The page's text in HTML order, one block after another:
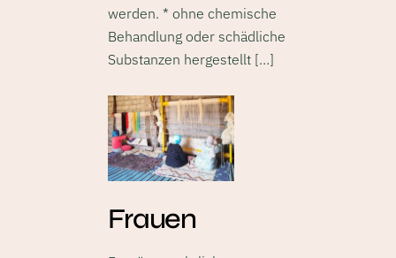
werden. * ohne chemische
Behandlung oder schädliche
Substanzen hergestellt […]
Frauen